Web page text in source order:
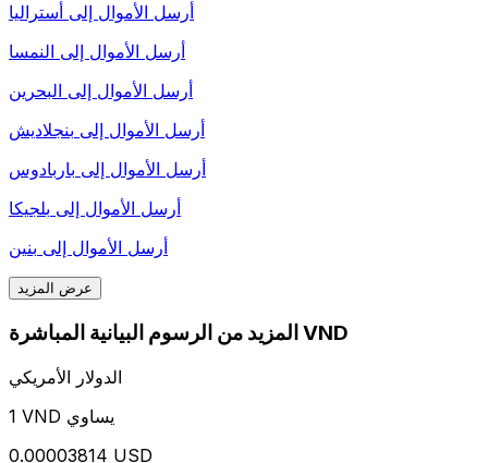
أرسل الأموال إلى أستراليا
أرسل الأموال إلى النمسا
أرسل الأموال إلى البحرين
أرسل الأموال إلى بنجلاديش
أرسل الأموال إلى باربادوس
أرسل الأموال إلى بلجيكا
أرسل الأموال إلى بنين
عرض المزيد
المزيد من الرسوم البيانية المباشرة VND
الدولار الأمريكي
1 VND يساوي
0.00003814 USD